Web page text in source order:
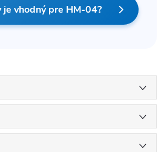
vhodný pre HM-04?